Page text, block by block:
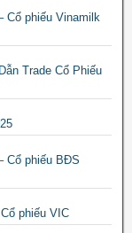
Cổ phiếu Vinamilk
Cổ phiếu BĐS
phiếu VIC